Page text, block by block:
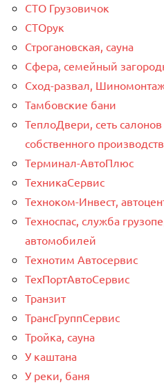
СТО Грузовичок
СТОрук
Строгановская, сауна
Сфера, семейный
Сход-развал,
Тамбовские бани
ТеплоДвери, сеть
собственного
Терминал-АвтоПлюс
ТехникаСервис
Техноком-Инвест,
Техноспас, служба
автомобилей
Технотим Автосервис
ТехПортАвтоСервис
Транзит
ТрансГруппСервис
Тройка, сауна
У каштана
У реки, баня